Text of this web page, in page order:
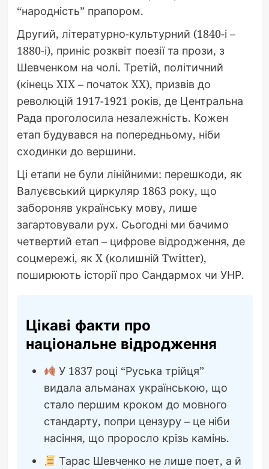
“народність” прапором.
Другий, літературно-культурний (1840-і –
1880-і), приніс розквіт поезії та прози, з
Шевченком на чолі. Третій, політичний
(кінець XIX – початок XX), призвів до
революцій 1917-1921 років, де Центральна
Рада проголосила незалежність. Кожен
етап будувався на попередньому, ніби
сходинки до вершини.
Ці етапи не були лінійними: перешкоди, як
Валуєвський циркуляр 1863 року, що
забороняв українську мову, лише
загартовували рух. Сьогодні ми бачимо
четвертий етап – цифрове відродження, де
соцмережі, як X (колишній Twitter),
поширюють історії про Сандармох чи УНР.
Цікаві факти про
національне відродження
У 1837 році “Руська трійця”
видала альманах українською, що
стало першим кроком до мовного
стандарту, попри цензуру – це ніби
насіння, що проросло крізь камінь.
Тарас Шевченко не лише поет, а й